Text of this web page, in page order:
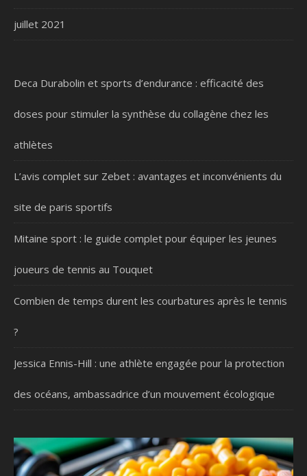
juillet 2021
Deca Durabolin et sports d’endurance : efficacité des
doses pour stimuler la synthèse du collagène chez les
athlètes
L’avis complet sur Zebet : avantages et inconvénients du
site de paris sportifs
Mitaine sport : le guide complet pour équiper les jeunes
joueurs de tennis au Touquet
Combien de temps durent les courbatures après le tennis
?
Jessica Ennis-Hill : une athlète engagée pour la protection
des océans, ambassadrice d’un mouvement écologique